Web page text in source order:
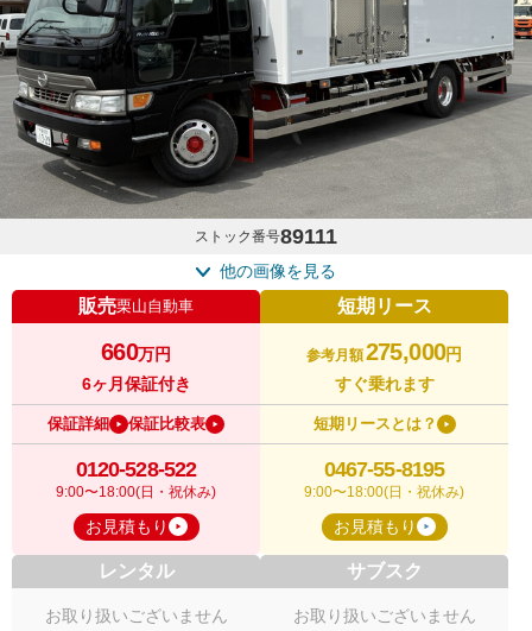
ストック番号89111
他の画像を見る
販売栗山自動車
660万円
6ヶ月保証付き
保証詳細 保証比較表
0120-528-522
9:00〜18:00(日・祝休み)
お見積もり
短期リース
参考月額275,000円
すぐ乗れます
短期リースとは？
0467-55-8195
9:00〜18:00(日・祝休み)
お見積もり
レンタル
お取り扱いございません
サブスク
お取り扱いございません